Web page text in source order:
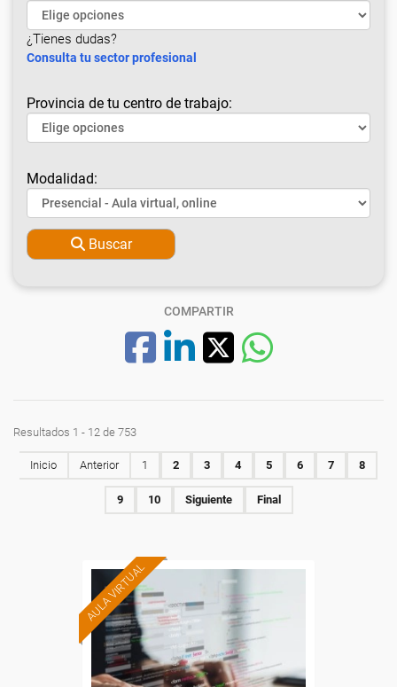
¿Tienes dudas?
Consulta tu sector profesional
Provincia de tu centro de trabajo:
Modalidad:
Buscar
COMPARTIR
Resultados 1 - 12 de 753
Inicio Anterior 1 2 3 4 5 6 7 8
9 10 Siguiente Final
AULA VIRTUAL
Formación 100%
Para desempleados,